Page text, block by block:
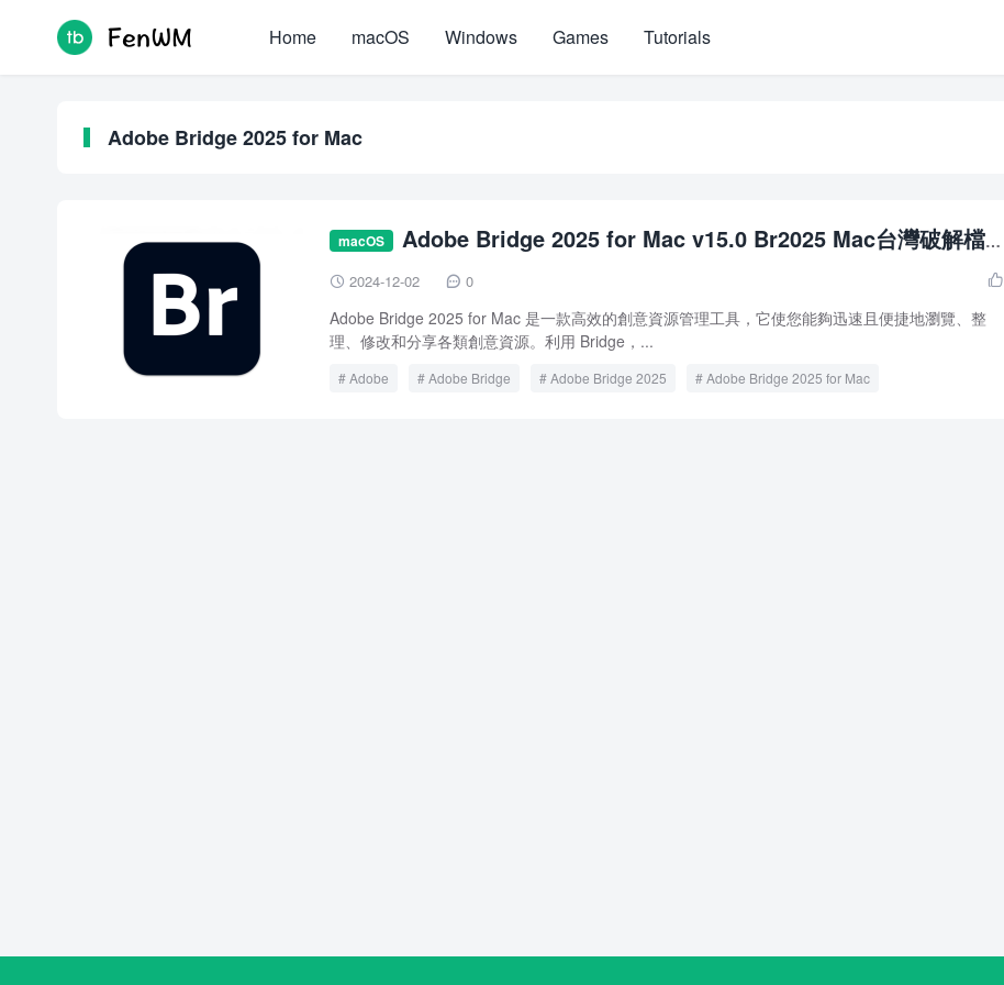
Home macOS Windows Games Tutorials
Adobe Bridge 2025 for Mac
macOS
Adobe Bridge 2025 for Mac v15.0 Br2025 Mac台灣破解檔下
載 crack
 2024-12-02  0 
Adobe Bridge 2025 for Mac 是一款高效的創意資源管理工具，它使您能夠迅速且便捷地瀏覽、整
理、修改和分享各類創意資源。利用 Bridge，...
Adobe Adobe Bridge Adobe Bridge 2025 Adobe Bridge 2025 for Mac